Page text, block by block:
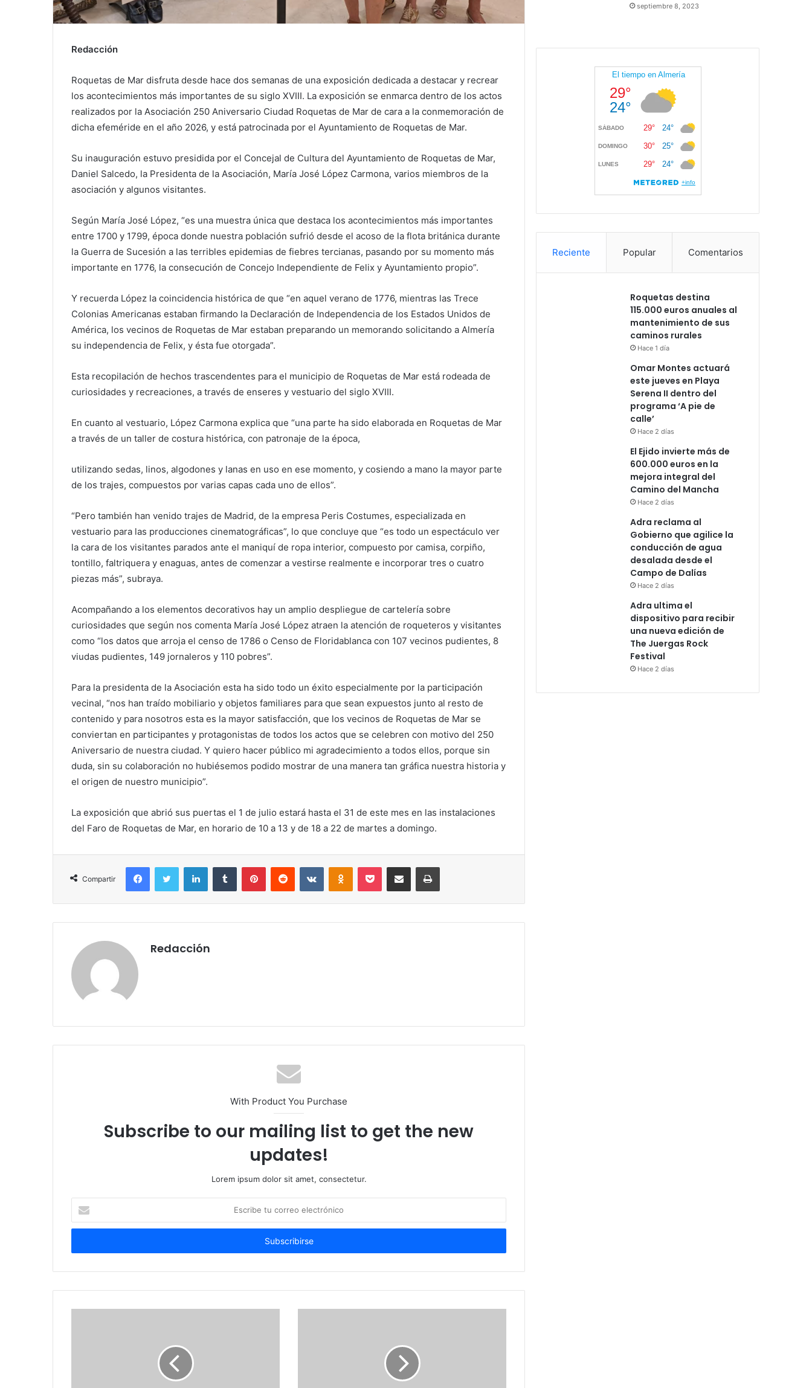
Redacción
Roquetas de Mar disfruta desde hace dos semanas de una exposición dedicada a destacar y recrear
los acontecimientos más importantes de su siglo XVIII. La exposición se enmarca dentro de los actos
realizados por la Asociación 250 Aniversario Ciudad Roquetas de Mar de cara a la conmemoración de
dicha efeméride en el año 2026, y está patrocinada por el Ayuntamiento de Roquetas de Mar.
Su inauguración estuvo presidida por el Concejal de Cultura del Ayuntamiento de Roquetas de Mar,
Daniel Salcedo, la Presidenta de la Asociación, María José López Carmona, varios miembros de la
asociación y algunos visitantes.
Según María José López, “es una muestra única que destaca los acontecimientos más importantes
entre 1700 y 1799, época donde nuestra población sufrió desde el acoso de la flota británica durante
la Guerra de Sucesión a las terribles epidemias de fiebres tercianas, pasando por su momento más
importante en 1776, la consecución de Concejo Independiente de Felix y Ayuntamiento propio”.
Y recuerda López la coincidencia histórica de que “en aquel verano de 1776, mientras las Trece
Colonias Americanas estaban firmando la Declaración de Independencia de los Estados Unidos de
América, los vecinos de Roquetas de Mar estaban preparando un memorando solicitando a Almería
su independencia de Felix, y ésta fue otorgada”.
Esta recopilación de hechos trascendentes para el municipio de Roquetas de Mar está rodeada de
curiosidades y recreaciones, a través de enseres y vestuario del siglo XVIII.
En cuanto al vestuario, López Carmona explica que “una parte ha sido elaborada en Roquetas de Mar
a través de un taller de costura histórica, con patronaje de la época,
utilizando sedas, linos, algodones y lanas en uso en ese momento, y cosiendo a mano la mayor parte
de los trajes, compuestos por varias capas cada uno de ellos”.
“Pero también han venido trajes de Madrid, de la empresa Peris Costumes, especializada en
vestuario para las producciones cinematográficas”, lo que concluye que “es todo un espectáculo ver
la cara de los visitantes parados ante el maniquí de ropa interior, compuesto por camisa, corpiño,
tontillo, faltriquera y enaguas, antes de comenzar a vestirse realmente e incorporar tres o cuatro
piezas más”, subraya.
Acompañando a los elementos decorativos hay un amplio despliegue de cartelería sobre
curiosidades que según nos comenta María José López atraen la atención de roqueteros y visitantes
como “los datos que arroja el censo de 1786 o Censo de Floridablanca con 107 vecinos pudientes, 8
viudas pudientes, 149 jornaleros y 110 pobres”.
Para la presidenta de la Asociación esta ha sido todo un éxito especialmente por la participación
vecinal, “nos han traído mobiliario y objetos familiares para que sean expuestos junto al resto de
contenido y para nosotros esta es la mayor satisfacción, que los vecinos de Roquetas de Mar se
conviertan en participantes y protagonistas de todos los actos que se celebren con motivo del 250
Aniversario de nuestra ciudad. Y quiero hacer público mi agradecimiento a todos ellos, porque sin
duda, sin su colaboración no hubiésemos podido mostrar de una manera tan gráfica nuestra historia y
el origen de nuestro municipio”.
La exposición que abrió sus puertas el 1 de julio estará hasta el 31 de este mes en las instalaciones
del Faro de Roquetas de Mar, en horario de 10 a 13 y de 18 a 22 de martes a domingo.
Compartir
FacebookTwitter LinkedInTumblr PinterestReddit VKontakteOdnoklassniki
Pocket Compartir por correo electrónicoImprimir
Redacción
With Product You Purchase
Subscribe to our mailing list to get the new
updates!
Lorem ipsum dolor sit amet, consectetur.
correo
septiembre 8, 2023
Reciente Popular Comentarios
Roquetas destina
115.000 euros anuales al
mantenimiento de sus
caminos rurales
Hace 1 día
Omar Montes actuará
este jueves en Playa
Serena II dentro del
programa ‘A pie de
calle’
Hace 2 días
El Ejido invierte más de
600.000 euros en la
mejora integral del
Camino del Mancha
Hace 2 días
Adra reclama al
Gobierno que agilice la
conducción de agua
desalada desde el
Campo de Dalías
Hace 2 días
Adra ultima el
dispositivo para recibir
una nueva edición de
The Juergas Rock
Festival
Hace 2 días